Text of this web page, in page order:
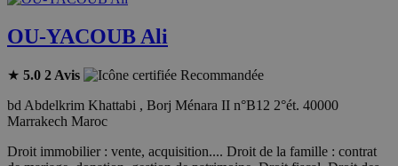
OU-YACOUB Ali
★ 5.0 2 Avis
Recommandée
bd Abdelkrim Khattabi , Borj Ménara II n°B12 2°ét. 40000
Marrakech Maroc
Droit immobilier : vente, acquisition.... Droit de la famille : contrat